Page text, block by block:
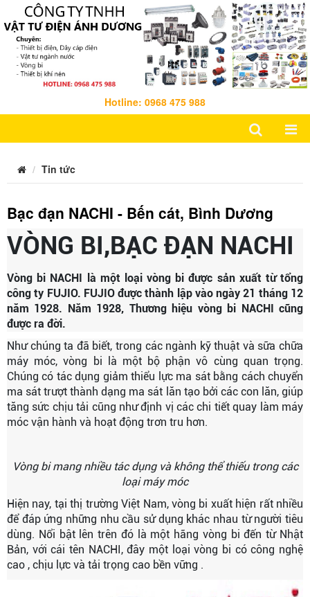
Hotline: 0968 475 988
Tin tức
Bạc đạn NACHI - Bến cát, Bình Dương
VÒNG BI,BẠC ĐẠN NACHI
Vòng bi NACHI là một loại vòng bi được sản xuất từ tổng
công ty FUJIO. FUJIO được thành lập vào ngày 21 tháng 12
năm 1928. Năm 1928, Thương hiệu vòng bi NACHI cũng
được ra đời.
Như chúng ta đã biết, trong các ngành kỹ thuật và sữa chữa
máy móc, vòng bi là một bộ phận vô cùng quan trọng.
Chúng có tác dụng giảm thiểu lực ma sát bằng cách chuyển
ma sát trượt thành dạng ma sát lăn tạo bởi các con lăn, giúp
tăng sức chịu tải cũng như định vị các chi tiết quay làm máy
móc vận hành và hoạt động trơn tru hơn.
Vòng bi mang nhiều tác dụng và không thể thiếu trong các
loại máy móc
Hiện nay, tại thị trường Việt Nam, vòng bi xuất hiện rất nhiều
để đáp ứng những nhu cầu sử dụng khác nhau từ người tiêu
dùng. Nổi bật lên trên đó là một hãng vòng bi đến từ Nhật
Bản, với cái tên NACHI, đây một loại vòng bi có công nghệ
cao , chịu lực và tải trọng cao bền vững .